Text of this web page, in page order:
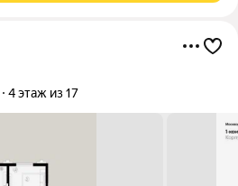
4 этаж из 17